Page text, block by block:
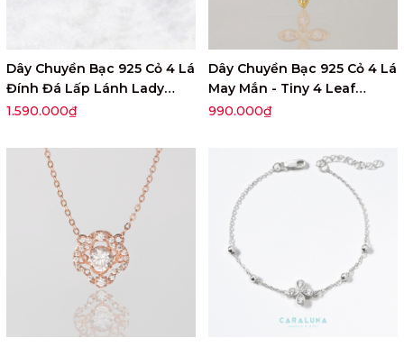
Dây Chuyền Bạc 925 Cỏ 4 Lá
Đính Đá Lấp Lánh Lady
Clover - VUN02-1
1.590.000₫
Dây Chuyền Bạc 925 Cỏ 4 Lá
May Mắn - Tiny 4 Leaf
Clover - VGN21
990.000₫